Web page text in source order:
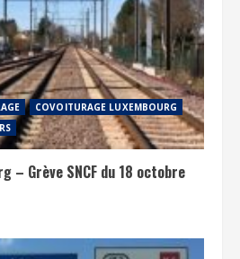
COVOITURAGE LUXEMBOURG
– Grève SNCF du 18 octobre